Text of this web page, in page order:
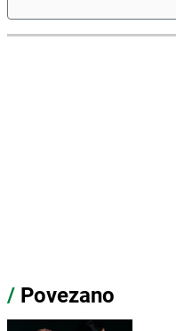
/ Povezano